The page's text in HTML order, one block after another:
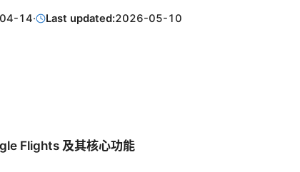
14· Last updated:2026-05-10
Flights 及其核心功能